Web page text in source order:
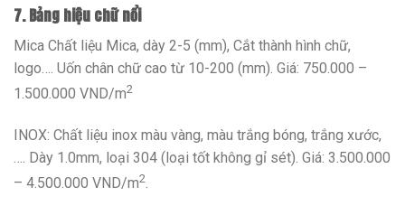
7. Bảng hiệu chữ nổi
Mica Chất liệu Mica, dày 2-5 (mm), Cắt thành hình chữ,
logo…. Uốn chân chữ cao từ 10-200 (mm). Giá: 750.000 –
1.500.000 VND/m2
INOX: Chất liệu inox màu vàng, màu trắng bóng, trắng xước,
…. Dày 1.0mm, loại 304 (loại tốt không gỉ sét). Giá: 3.500.000
– 4.500.000 VND/m2.